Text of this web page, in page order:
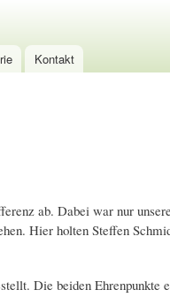
Kontakt
ab. Dabei war nur
Hier holten Steffen
Die beiden Ehrenpunkte